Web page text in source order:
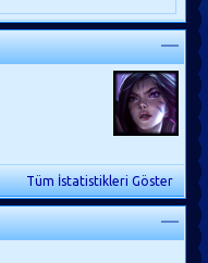
Tüm İstatistikleri Göster